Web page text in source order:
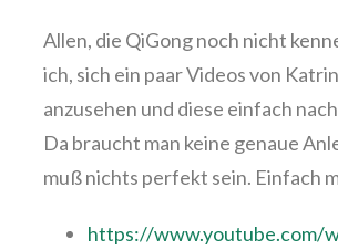
Allen, die QiGong noch nicht
ich, sich ein paar Videos von
anzusehen und diese einfach
Da braucht man keine genaue
muß nichts perfekt sein. Einfach
https://www.youtube.com/